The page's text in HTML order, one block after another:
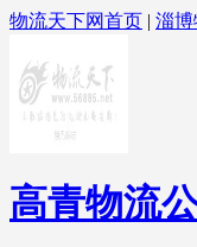
物流天下网首页 | 淄
高青物流